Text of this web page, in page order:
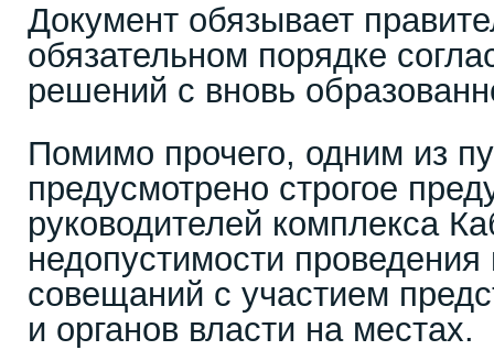
Документ обязывает
обязательном порядке
решений с вновь
Помимо прочего, одним из
предусмотрено строгое
руководителей комплекса
недопустимости
совещаний с участием
и органов власти на местах.